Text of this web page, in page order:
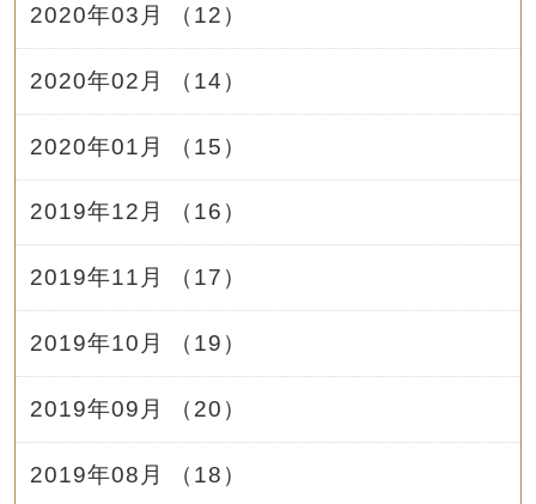
2020年03月 （12）
2020年02月 （14）
2020年01月 （15）
2019年12月 （16）
2019年11月 （17）
2019年10月 （19）
2019年09月 （20）
2019年08月 （18）